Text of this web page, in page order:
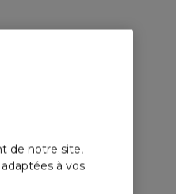
de notre site,
à vos